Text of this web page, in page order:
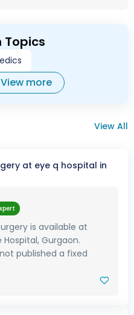
Topics
View more
View All
at eye q hospital in
is available at
Hospital, Gurgaon.
published a fixed